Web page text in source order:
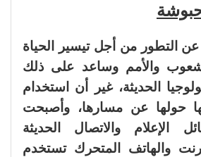
عن التطور من أجل تيسير الحياة
والأمم وساعد على ذلك
الحديثة، غير أن استخدام
حولها عن مسارها، وأصبحت
الإعلام والاتصال الحديثة
والهاتف المتحرك تستخدم